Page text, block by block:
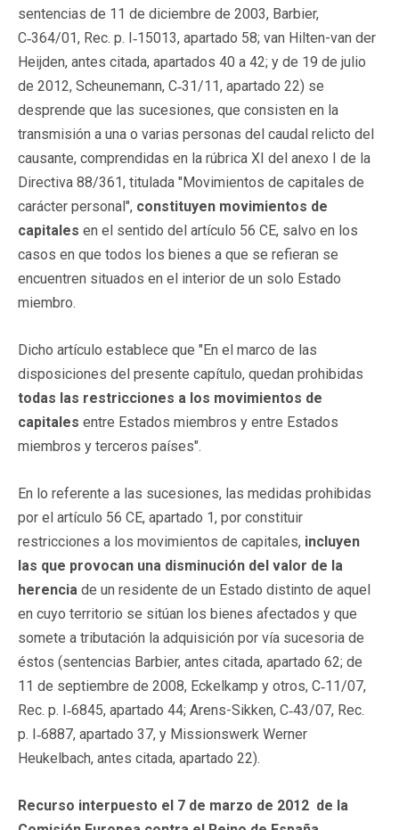
sentencias de 11 de diciembre de 2003, Barbier,
C‑364/01, Rec. p. I‑15013, apartado 58; van Hilten-van der
Heijden, antes citada, apartados 40 a 42; y de 19 de julio
de 2012, Scheunemann, C‑31/11, apartado 22) se
desprende que las sucesiones, que consisten en la
transmisión a una o varias personas del caudal relicto del
causante, comprendidas en la rúbrica XI del anexo I de la
Directiva 88/361, titulada "Movimientos de capitales de
carácter personal", constituyen movimientos de
capitales en el sentido del artículo 56 CE, salvo en los
casos en que todos los bienes a que se refieran se
encuentren situados en el interior de un solo Estado
miembro.
Dicho artículo establece que "En el marco de las
disposiciones del presente capítulo, quedan prohibidas
todas las restricciones a los movimientos de
capitales entre Estados miembros y entre Estados
miembros y terceros países".
En lo referente a las sucesiones, las medidas prohibidas
por el artículo 56 CE, apartado 1, por constituir
restricciones a los movimientos de capitales, incluyen
las que provocan una disminución del valor de la
herencia de un residente de un Estado distinto de aquel
en cuyo territorio se sitúan los bienes afectados y que
somete a tributación la adquisición por vía sucesoria de
éstos (sentencias Barbier, antes citada, apartado 62; de
11 de septiembre de 2008, Eckelkamp y otros, C‑11/07,
Rec. p. I‑6845, apartado 44; Arens-Sikken, C‑43/07, Rec.
p. I‑6887, apartado 37, y Missionswerk Werner
Heukelbach, antes citada, apartado 22).
Recurso interpuesto el 7 de marzo de 2012 de la